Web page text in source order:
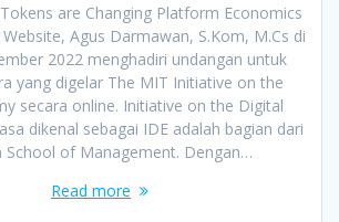
are Changing Platform Economics
Agus Darmawan, S.Kom, M.Cs di
2022 menghadiri undangan untuk
yang digelar The MIT Initiative on the
secara online. Initiative on the Digital
dikenal sebagai IDE adalah bagian dari
School of Management. Dengan…
Read more